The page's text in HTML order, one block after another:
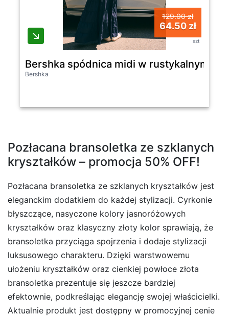
129.00 zł
64.50 zł
szt
Bershka spódnica midi w rustykalnym
Bershka
Pozłacana bransoletka ze szklanych
kryształków – promocja 50% OFF!
Pozłacana bransoletka ze szklanych kryształków jest
eleganckim dodatkiem do każdej stylizacji. Cyrkonie
błyszczące, nasyczone kolory jasnoróżowych
kryształków oraz klasyczny złoty kolor sprawiają, że
bransoletka przyciąga spojrzenia i dodaje stylizacji
luksusowego charakteru. Dzięki warstwowemu
ułożeniu kryształków oraz cienkiej powłoce złota
bransoletka prezentuje się jeszcze bardziej
efektownie, podkreślając elegancję swojej właścicielki.
Aktualnie produkt jest dostępny w promocyjnej cenie